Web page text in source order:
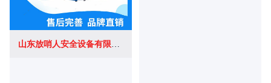
山东放哨人安全设备有限公司